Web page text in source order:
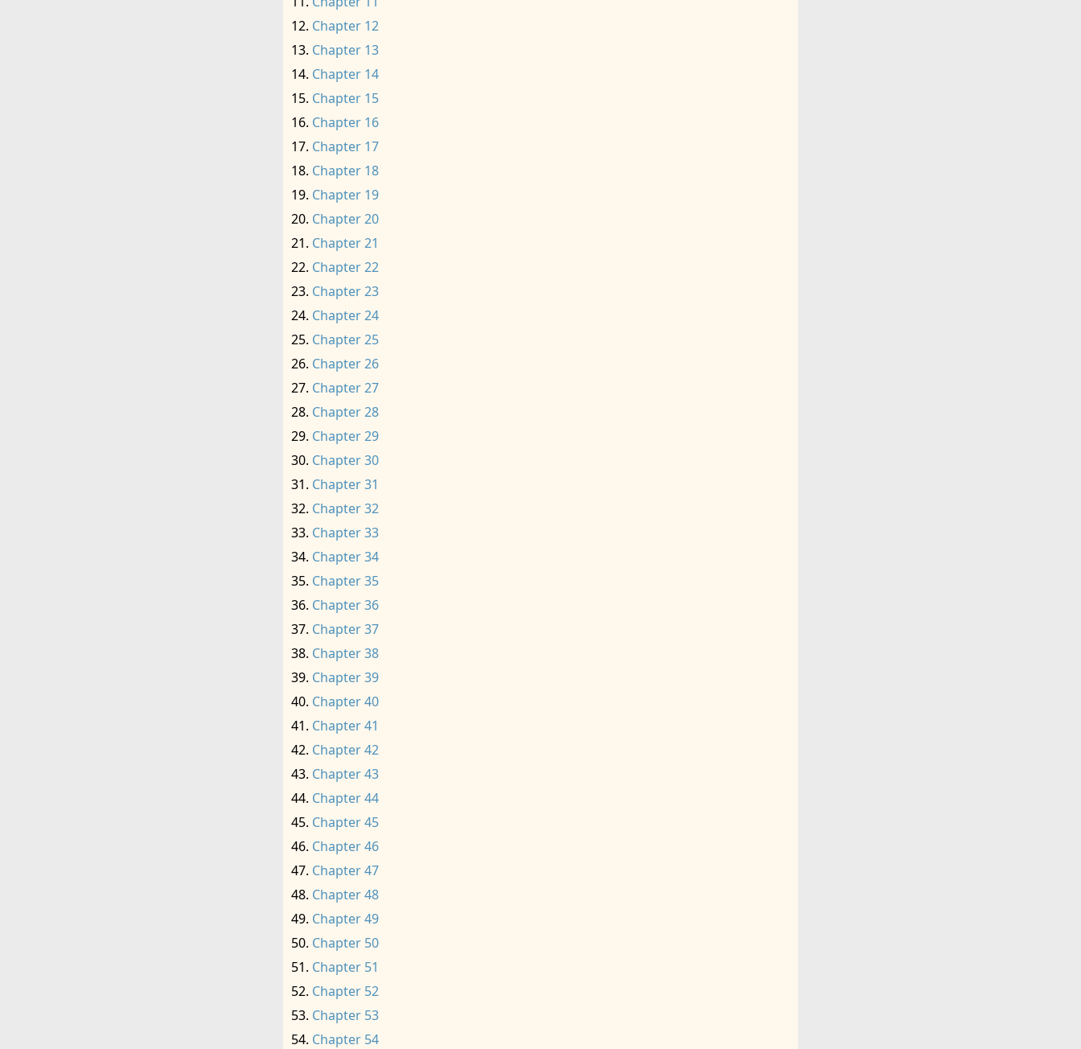
Chapter 12
Chapter 13
Chapter 14
Chapter 15
Chapter 16
Chapter 17
Chapter 18
Chapter 19
Chapter 20
Chapter 21
Chapter 22
Chapter 23
Chapter 24
Chapter 25
Chapter 26
Chapter 27
Chapter 28
Chapter 29
Chapter 30
Chapter 31
Chapter 32
Chapter 33
Chapter 34
Chapter 35
Chapter 36
Chapter 37
Chapter 38
Chapter 39
Chapter 40
Chapter 41
Chapter 42
Chapter 43
Chapter 44
Chapter 45
Chapter 46
Chapter 47
Chapter 48
Chapter 49
Chapter 50
Chapter 51
Chapter 52
Chapter 53
Chapter 54